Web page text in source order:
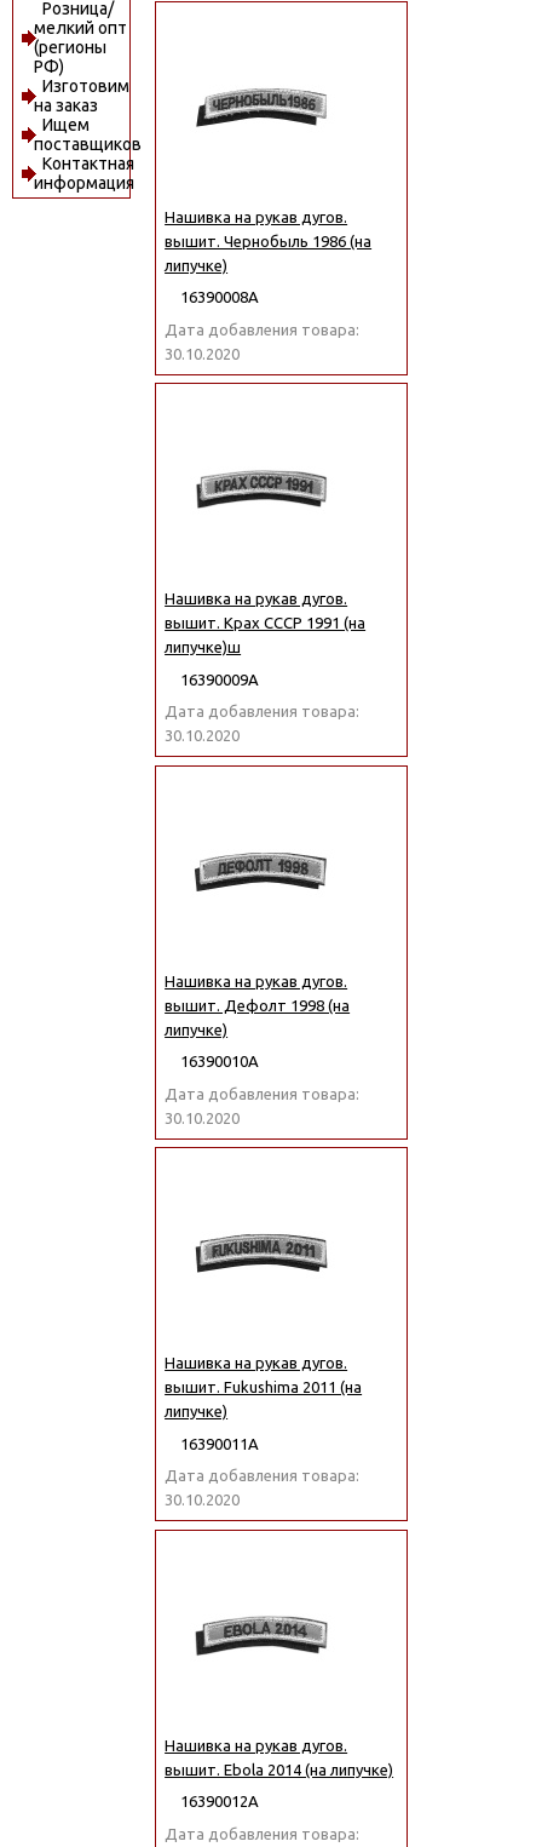
Розница/
мелкий опт
(регионы
РФ)
Изготовим
на заказ
Ищем
поставщиков
Контактная
информация
Нашивка на рукав дугов.
вышит. Чернобыль 1986 (на
липучке)
16390008А
Дата добавления товара:
30.10.2020
Нашивка на рукав дугов.
вышит. Крах СССР 1991 (на
липучке)ш
16390009А
Дата добавления товара:
30.10.2020
Нашивка на рукав дугов.
вышит. Дефолт 1998 (на
липучке)
16390010А
Дата добавления товара:
30.10.2020
Нашивка на рукав дугов.
вышит. Fukushima 2011 (на
липучке)
16390011А
Дата добавления товара:
30.10.2020
Нашивка на рукав дугов.
вышит. Ebola 2014 (на липучке)
16390012А
Дата добавления товара: